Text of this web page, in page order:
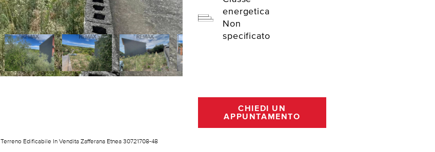
energetica
Non
specificato
CHIEDI UN
APPUNTAMENTO
Terreno Edificabile In Vendita Zafferana Etnea 30721708-48